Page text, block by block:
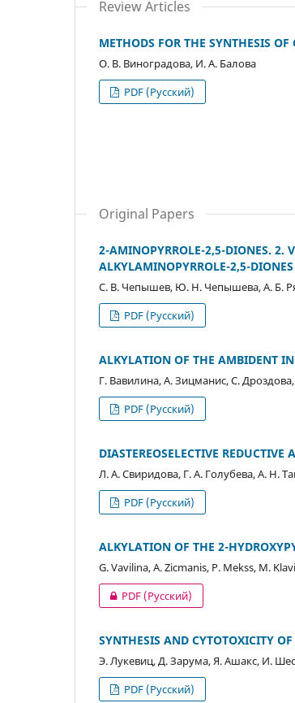
Review Articles
METHODS FOR THE SYNTHESIS
О. В. Виноградова, И. А. Балова
PDF (Русский)
Original Papers
2-AMINOPYRROLE-2,5-DIONES. 2.
ALKYLAMINOPYRROLE-2,5-
С. В. Чепышев, Ю. Н. Чепышева, А. Б.
PDF (Русский)
ALKYLATION OF THE AMBIDENT
Г. Вавилина, А. Зицманис, С.
PDF (Русский)
DIASTEREOSELECTIVE
Л. А. Свиридова, Г. А. Голубева, А. Н.
PDF (Русский)
ALKYLATION OF THE 2-
G. Vavilina, A. Zicmanis, P. Mekss, M.
PDF (Русский)
SYNTHESIS AND CYTOTOXICITY
Э. Лукевиц, Д. Зарума, Я. Ашакс, И.
PDF (Русский)